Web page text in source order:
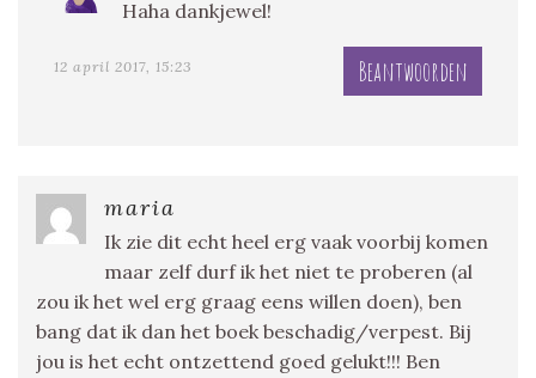
Haha dankjewel!
12 april 2017, 15:23 Beantwoorden
maria
Ik zie dit echt heel erg vaak voorbij komen
maar zelf durf ik het niet te proberen (al
zou ik het wel erg graag eens willen doen), ben
bang dat ik dan het boek beschadig/verpest. Bij
jou is het echt ontzettend goed gelukt!!! Ben